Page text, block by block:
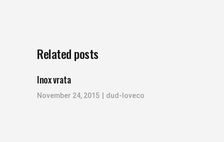
Related posts
Inox vrata
November 24, 2015 dud-loveco